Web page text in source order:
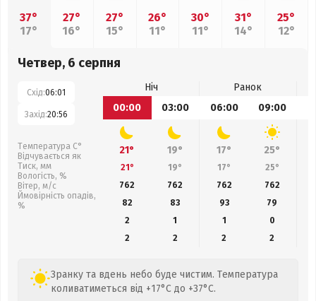
37°
17°
27°
16°
27°
15°
26°
11°
30°
11°
31°
14°
25°
12°
Четвер, 6 серпня
Схід:06:01
Захід:20:56
Температура С°
Відчувається як
Тиск, мм
Вологість, %
Вітер, м/с
Ймовірність опадів,
%
Ніч
Ранок
00:00
03:00 06:00 09:00
21° 19° 17° 25°
21° 19° 17° 25°
762
762 762 762
82
83 93 79
2
1 1
0
2
2 2 2
Зранку та вдень небо буде чистим. Температура
коливатиметься від +17°C до +37°C.